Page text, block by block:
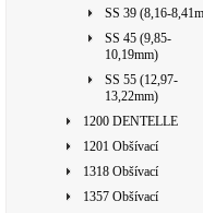
SS 39 (8,16-
SS 45 (9,85-
10,19mm)
SS 55 (12,97-
13,22mm)
1200 DENTELLE
1201 Obšívací
1318 Obšívací
1357 Obšívací